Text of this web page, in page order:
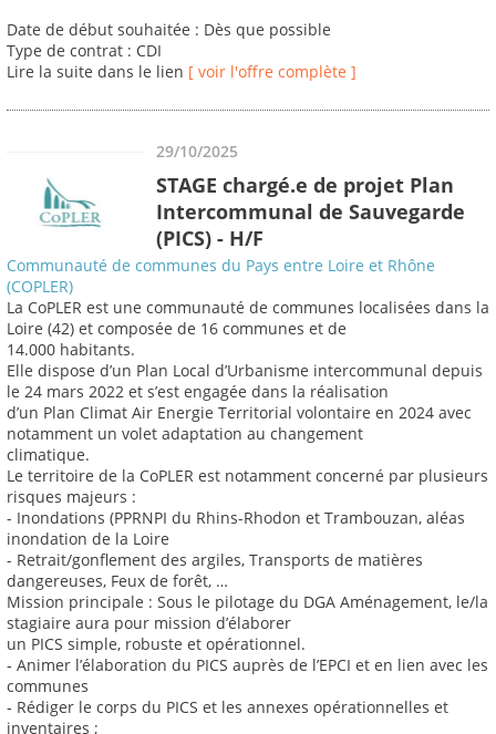
Date de début souhaitée : Dès que possible
Type de contrat : CDI
Lire la suite dans le lien [ voir l'offre complète ]
29/10/2025
STAGE chargé.e de projet Plan
Intercommunal de Sauvegarde
(PICS) - H/F
Communauté de communes du Pays entre Loire et Rhône
(COPLER)
La CoPLER est une communauté de communes localisées dans la
Loire (42) et composée de 16 communes et de
14.000 habitants.
Elle dispose d’un Plan Local d’Urbanisme intercommunal depuis
le 24 mars 2022 et s’est engagée dans la réalisation
d’un Plan Climat Air Energie Territorial volontaire en 2024 avec
notamment un volet adaptation au changement
climatique.
Le territoire de la CoPLER est notamment concerné par plusieurs
risques majeurs :
- Inondations (PPRNPI du Rhins-Rhodon et Trambouzan, aléas
inondation de la Loire
- Retrait/gonflement des argiles, Transports de matières
dangereuses, Feux de forêt, …
Mission principale : Sous le pilotage du DGA Aménagement, le/la
stagiaire aura pour mission d’élaborer
un PICS simple, robuste et opérationnel.
‐ Animer l’élaboration du PICS auprès de l’EPCI et en lien avec les
communes
‐ Rédiger le corps du PICS et les annexes opérationnelles et
inventaires ;